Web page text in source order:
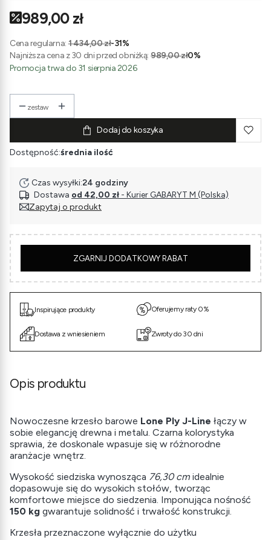
989,00 zł
Cena regularna: 1 434,00 zł-31%
Najniższa cena z 30 dni przed obniżką: 989,00 zł0%
Promocja trwa do 31 sierpnia 2026
zestaw
Dodaj do koszyka
Dostępność:średnia ilość
Czas wysyłki:24 godziny
Dostawa od 42,00 zł - Kurier GABARYT M (Polska)
Zapytaj o produkt
ZGARNIJ DODATKOWY RABAT
Inspirujące produkty
Dostawa z wniesieniem
Oferujemy raty 0%
Zwroty do 30 dni
Opis produktu
Nowoczesne krzesło barowe Lone Ply J-Line łączy w
sobie elegancję drewna i metalu. Czarna kolorystyka
sprawia, że doskonale wpasuje się w różnorodne
aranżacje wnętrz.
Wysokość siedziska wynosząca 76,30 cm idealnie
dopasowuje się do wysokich stołów, tworząc
komfortowe miejsce do siedzenia. Imponująca nośność
150 kg gwarantuje solidność i trwałość konstrukcji.
Krzesła przeznaczone wyłącznie do użytku